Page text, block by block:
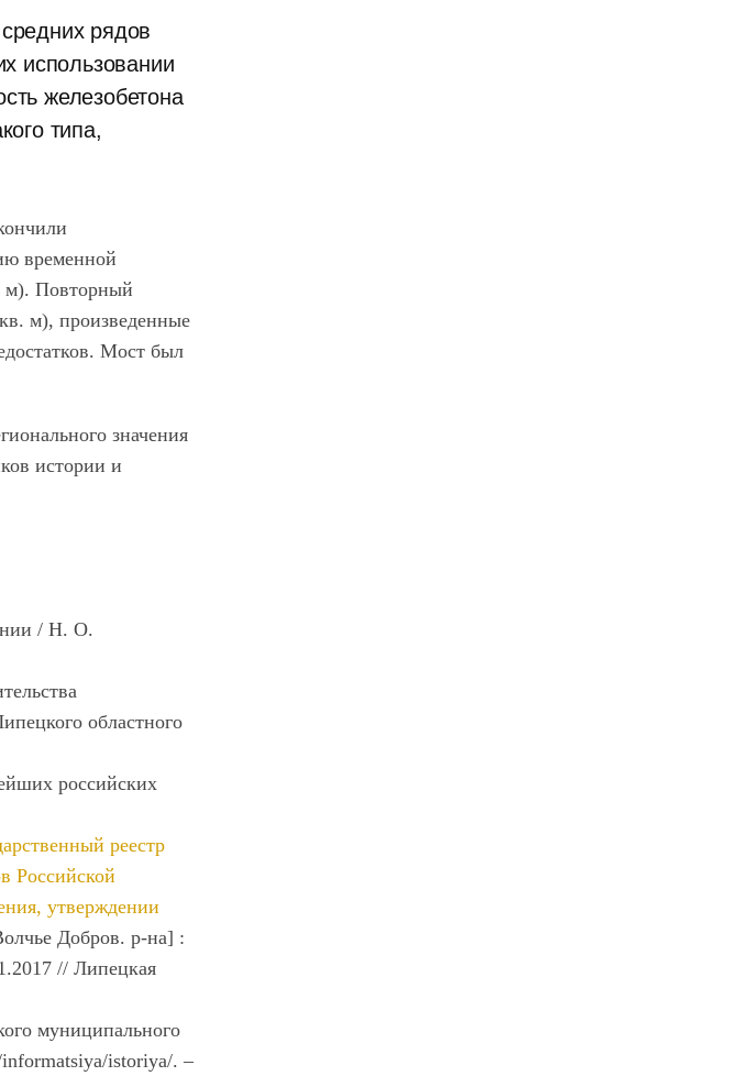
рядов
использовании
железобетона
типа,
временной
м). Повторный
м), произведенные
Мост был
значения
истории и
/ Н. О.
областного
российских
реестр
Российской
утверждении
Добров. р-на] :
// Липецкая
муниципального
istoriya/. –